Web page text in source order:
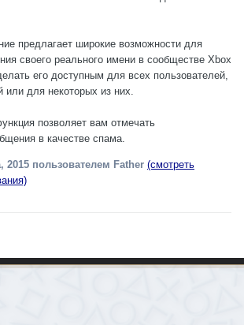
предлагает широкие возможности для
своего реального имени в сообществе Xbox
его доступным для всех пользователей,
или для некоторых из них.
позволяет вам отмечать
в качестве спама.
2015 пользователем Father (смотреть